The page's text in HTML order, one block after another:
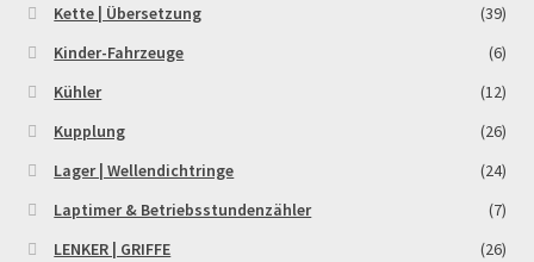
Kette | Übersetzung
(39)
Kinder-Fahrzeuge
(6)
Kühler
(12)
Kupplung
(26)
Lager | Wellendichtringe
(24)
Laptimer & Betriebsstundenzähler
(7)
LENKER | GRIFFE
(26)